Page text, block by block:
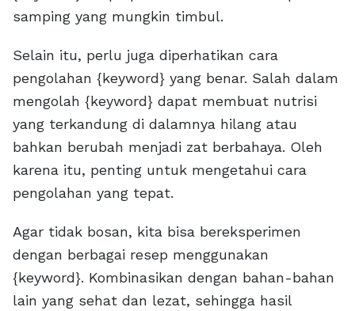
samping yang mungkin timbul.
Selain itu, perlu juga diperhatikan cara
pengolahan {keyword} yang benar. Salah dalam
mengolah {keyword} dapat membuat nutrisi
yang terkandung di dalamnya hilang atau
bahkan berubah menjadi zat berbahaya. Oleh
karena itu, penting untuk mengetahui cara
pengolahan yang tepat.
Agar tidak bosan, kita bisa bereksperimen
dengan berbagai resep menggunakan
{keyword}. Kombinasikan dengan bahan-bahan
lain yang sehat dan lezat, sehingga hasil